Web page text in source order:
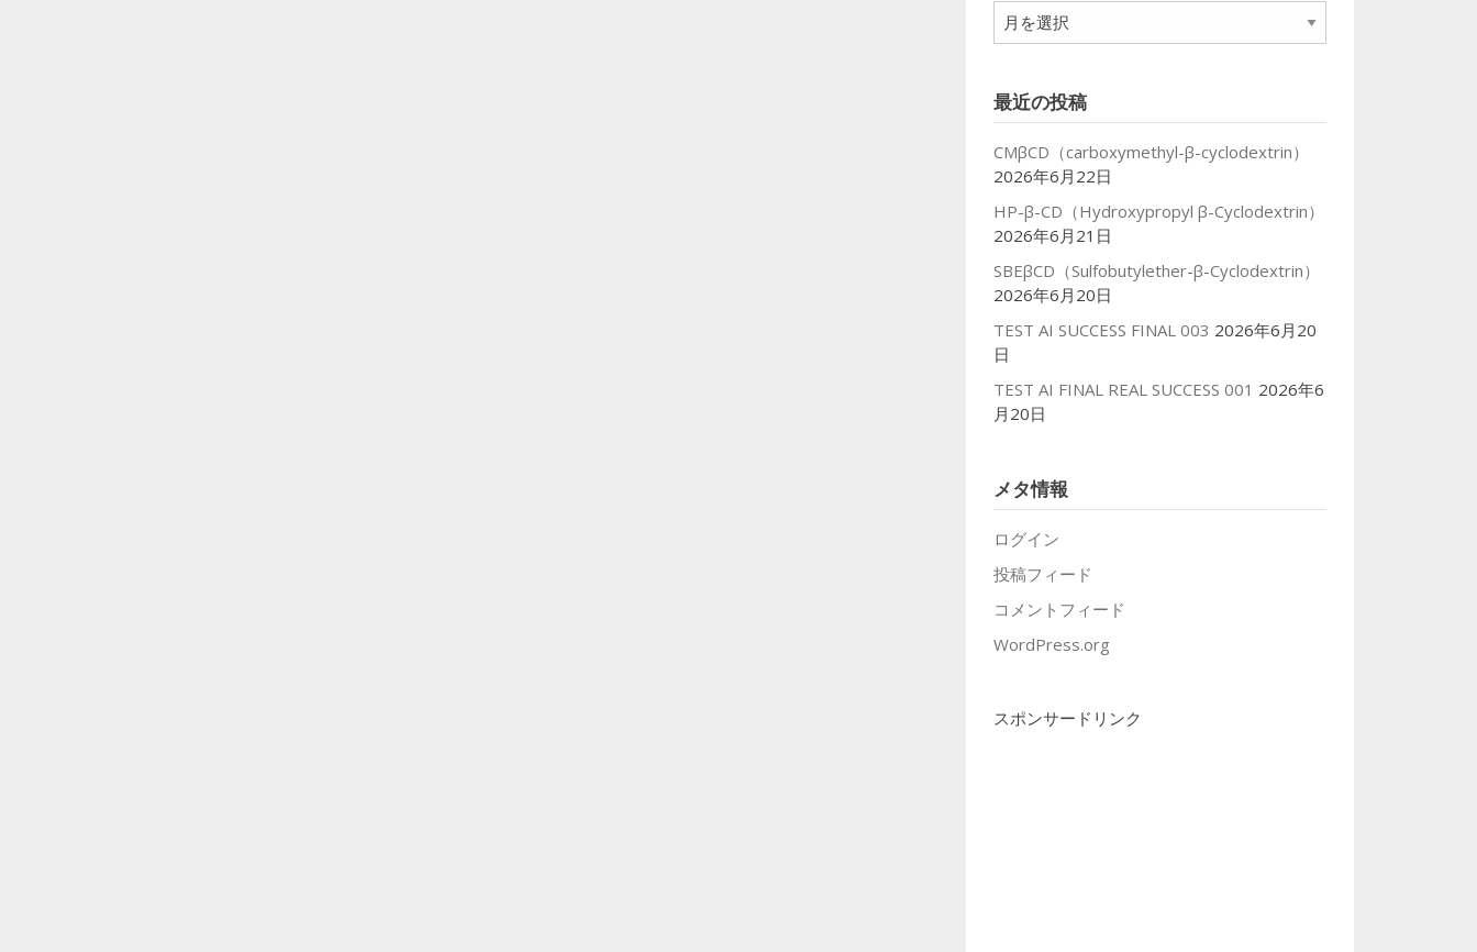
ア
ー
ブ
最近の投稿
CMβCD（carboxymethyl-β-cyclodextrin）
2026年6月22日
HP-β-CD（Hydroxypropyl β-Cyclodextrin）
2026年6月21日
SBEβCD（Sulfobutylether-β-Cyclodextrin）
2026年6月20日
TEST AI SUCCESS FINAL 003 2026年6月20
日
TEST AI FINAL REAL SUCCESS 001 2026年6
月20日
メタ情報
ログイン
投稿フィード
コメントフィード
WordPress.org
スポンサードリンク